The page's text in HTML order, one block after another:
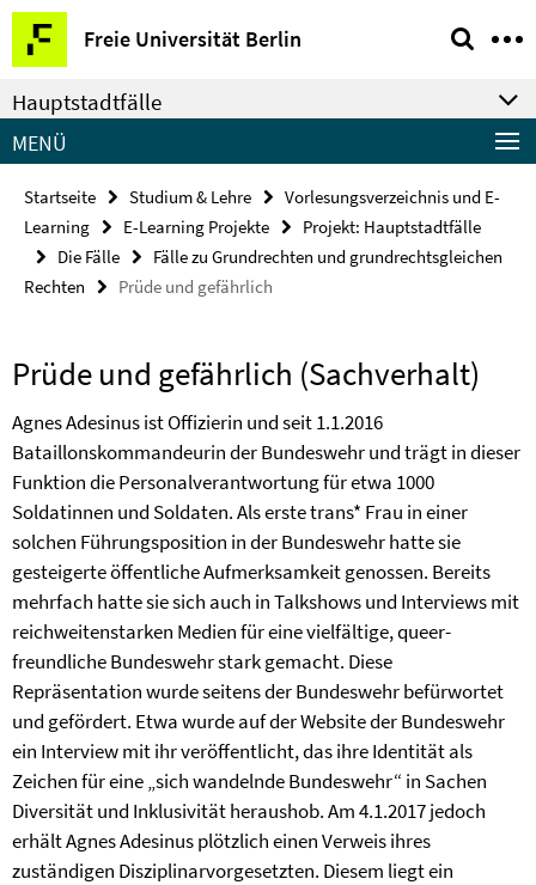
Springe
direkt
zu
Inhalt
Freie Universität Berlin
Service-
Navigation
Hauptstadtfälle
MENÜ
Startseite Studium & Lehre
Vorlesungsverzeichnis und E-
Learning
E-Learning Projekte
Projekt: Hauptstadtfälle
Die Fälle
Fälle zu Grundrechten und grundrechtsgleichen
Rechten
Prüde und gefährlich
Prüde und gefährlich (Sachverhalt)
Agnes Adesinus ist Offizierin und seit 1.1.2016
Bataillonskommandeurin der Bundeswehr und trägt in dieser
Funktion die Personalverantwortung für etwa 1000
Soldatinnen und Soldaten. Als erste trans* Frau in einer
solchen Führungsposition in der Bundeswehr hatte sie
gesteigerte öffentliche Aufmerksamkeit genossen. Bereits
mehrfach hatte sie sich auch in Talkshows und Interviews mit
reichweitenstarken Medien für eine vielfältige, queer-
freundliche Bundeswehr stark gemacht. Diese
Repräsentation wurde seitens der Bundeswehr befürwortet
und gefördert. Etwa wurde auf der Website der Bundeswehr
ein Interview mit ihr veröffentlicht, das ihre Identität als
Zeichen für eine „sich wandelnde Bundeswehr“ in Sachen
Diversität und Inklusivität heraushob. Am 4.1.2017 jedoch
erhält Agnes Adesinus plötzlich einen Verweis ihres
zuständigen Disziplinarvorgesetzten. Diesem liegt ein